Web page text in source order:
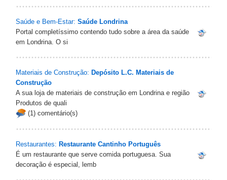
Saúde e Bem-Estar: Saúde Londrina
Portal completíssimo contendo tudo sobre a área da saúde
em Londrina. O si
Materiais de Construção: Depósito L.C. Materiais de
Construção
A sua loja de materiais de construção em Londrina e região
Produtos de quali
(1) comentário(s)
Restaurantes: Restaurante Cantinho Português
É um restaurante que serve comida portuguesa. Sua
decoração é especial, lemb